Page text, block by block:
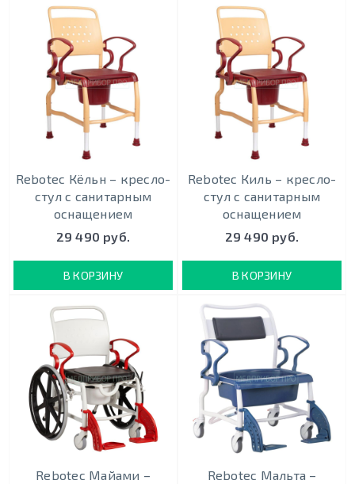
Rebotec Кёльн – кресло-
стул с санитарным
оснащением
29 490 руб.
В КОРЗИНУ
Rebotec Киль – кресло-
стул с санитарным
оснащением
29 490 руб.
В КОРЗИНУ
Rebotec Майами – Rebotec Мальта –